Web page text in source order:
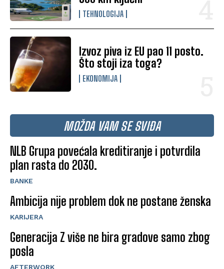
TEHNOLOGIJA
Izvoz piva iz EU pao 11 posto.
Što stoji iza toga?
EKONOMIJA
MOŽDA VAM SE SVIĐA
NLB Grupa povećala kreditiranje i potvrdila
plan rasta do 2030.
BANKE
Ambicija nije problem dok ne postane ženska
KARIJERA
Generacija Z više ne bira gradove samo zbog
posla
AFTERWORK